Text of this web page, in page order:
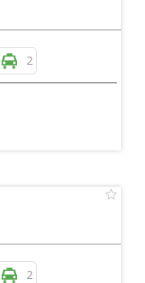
2
2